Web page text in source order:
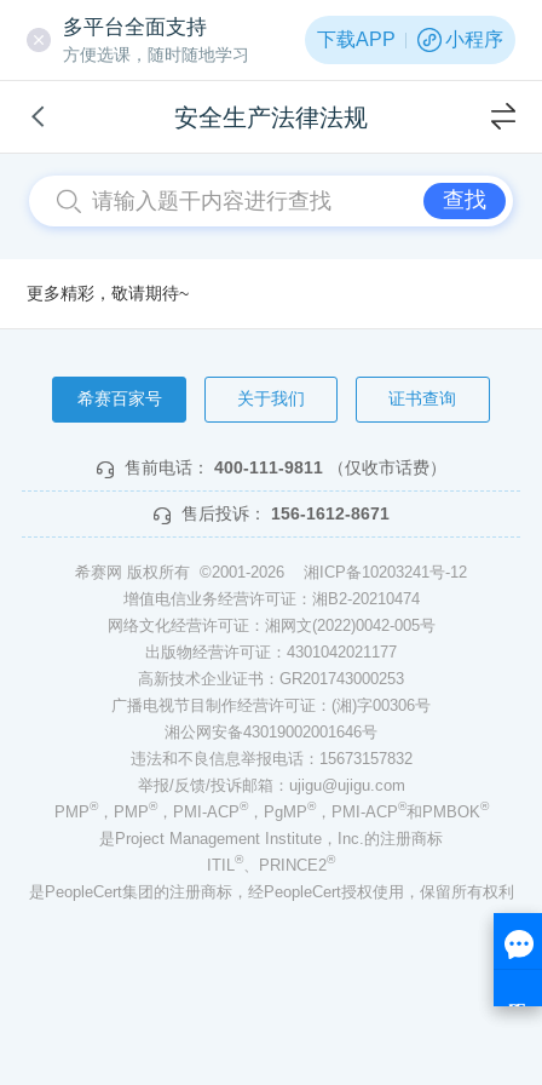
多平台全面支持
方便选课，随时随地学习
下载APP 小程序
安全生产法律法规
查找
更多精彩，敬请期待~
希赛百家号 关于我们 证书查询
售前电话： 400-111-9811 （仅收市话费）
售后投诉： 156-1612-8671
希赛网 版权所有 ©2001-2026 湘ICP备10203241号-12
增值电信业务经营许可证：湘B2-20210474
网络文化经营许可证：湘网文(2022)0042-005号
出版物经营许可证：4301042021177
高新技术企业证书：GR201743000253
广播电视节目制作经营许可证：(湘)字00306号
湘公网安备43019002001646号
违法和不良信息举报电话：15673157832
举报/反馈/投诉邮箱：ujigu@ujigu.com
PMP®，PMP®，PMI-ACP®，PgMP®，PMI-ACP®和PMBOK®
是Project Management Institute，Inc.的注册商标
ITIL®、PRINCE2®
是PeopleCert集团的注册商标，经PeopleCert授权使用，保留所有权利